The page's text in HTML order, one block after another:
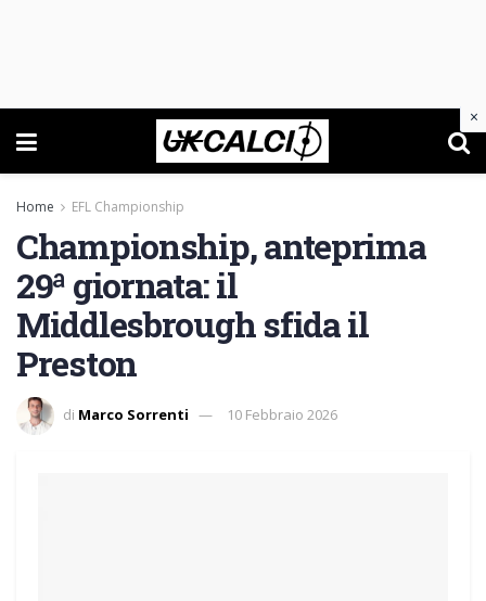
Home EFL Championship
Championship, anteprima
29ª giornata: il
Middlesbrough sfida il
Preston
di Marco Sorrenti 10 Febbraio 2026
×